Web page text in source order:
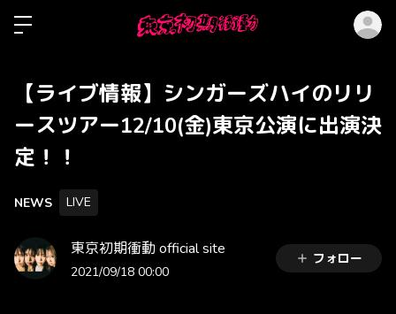
【ライブ情報】シンガーズハイのリリ
ースツアー12/10(金)東京公演に出演決
定！！
NEWS LIVE
東京初期衝動 official site
2021/09/18 00:00
フォロー